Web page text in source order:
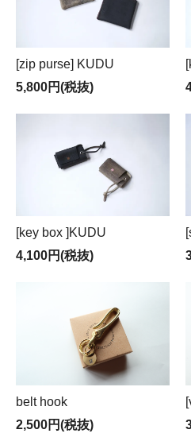
[zip purse] KUDU
5,800円(税抜)
[key box ]KUDU
4,100円(税抜)
belt hook
2,500円(税抜)